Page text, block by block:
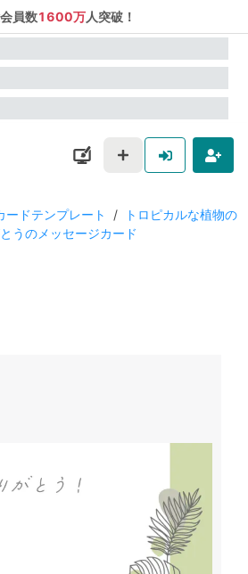
員数1600万人突破！
ードテンプレート /
トロピカルな植物の
うのメッセージカード